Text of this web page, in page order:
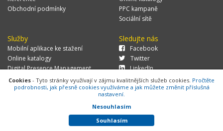
Obchodní podmínky
PPC kampaně
Sociální sítě
Služby
Mobilní aplikace ke stažení
Online katalogy
Digital Presence Management
Více zákazníků
Sledujte nás
Facebook
Twitter
LinkedIn
© 2026 MEDIATEL CZ, s.r.o.,Za Potokem 46/4, 106 00 Praha 10, tel.:
+420 771 270 421, verze 1.29.0.143,
Cookies
Cookies - Tyto stránky využívají v zájmu kvalitnějších služeb cookies. Pročtěte
podrobnosti, jak přesně cookies využíváme a jak můžete změnit příslušná
nastavení.
Nesouhlasím
Souhlasím